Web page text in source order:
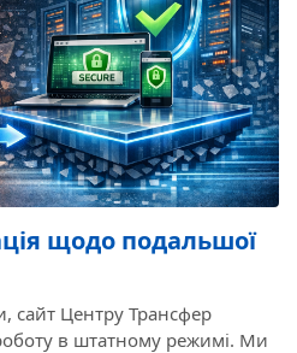
щодо подальшої
сайт Центру Трансфер
в штатному режимі. Ми